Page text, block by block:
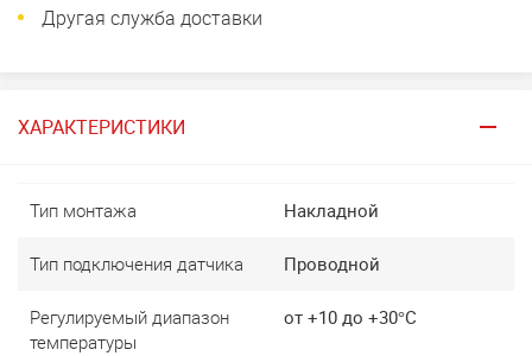
Другая служба доставки
ХАРАКТЕРИСТИКИ
Тип монтажа Накладной
Тип подключения датчика Проводной
Регулируемый диапазон
температуры
от +10 до +30°C